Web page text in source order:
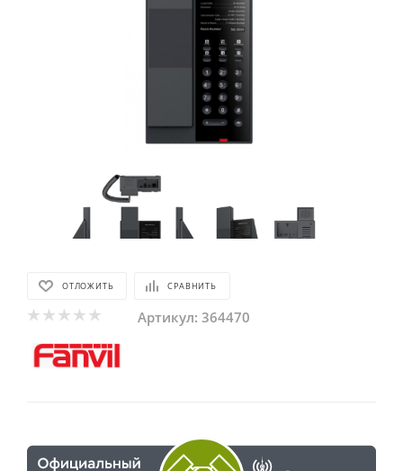
ОТЛОЖИТЬ СРАВНИТЬ
Артикул: 364470